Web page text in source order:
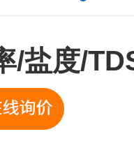
/盐度/